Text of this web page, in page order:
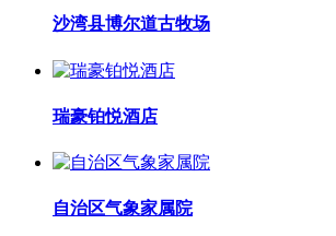
沙湾县博尔道古牧场
瑞豪铂悦酒店
自治区气象家属院